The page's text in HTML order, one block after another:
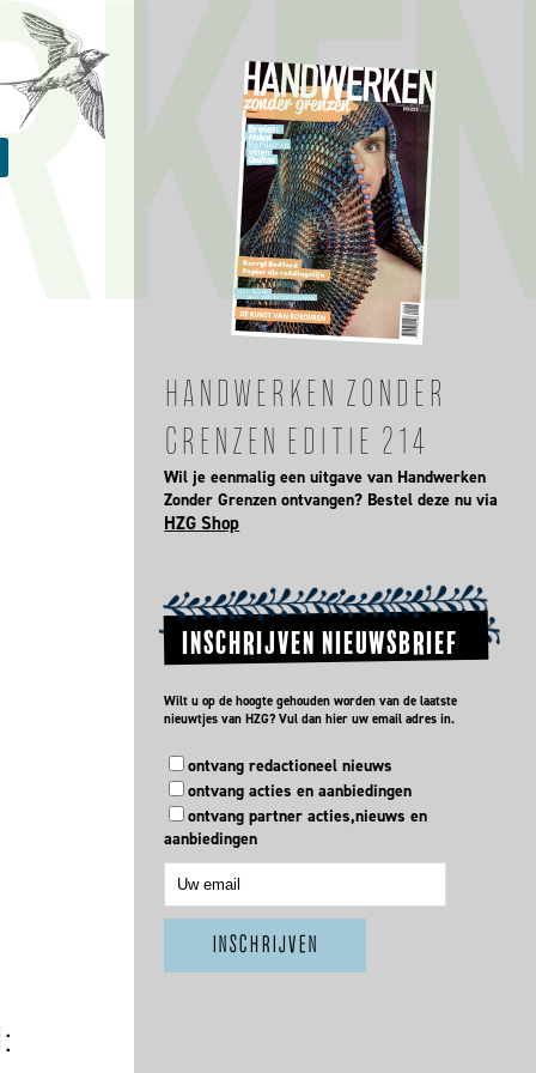
HANDWERKEN ZONDER
GRENZEN EDITIE 214
Wil je eenmalig een uitgave van Handwerken
Zonder Grenzen ontvangen? Bestel deze nu via
HZG Shop
INSCHRIJVEN NIEUWSBRIEF
Wilt u op de hoogte gehouden worden van de laatste
nieuwtjes van HZG? Vul dan hier uw email adres in.
ontvang redactioneel nieuws
ontvang acties en aanbiedingen
ontvang partner acties,nieuws en
aanbiedingen